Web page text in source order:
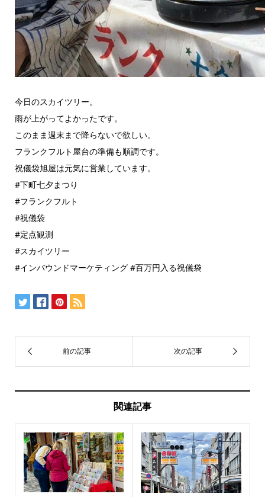
今日のスカイツリー。
雨が上がってよかったです。
このまま週末まで降らないで欲しい。
フランクフルト屋台の準備も順調です。
祝儀袋旭屋は元気に営業しています。
#下町七夕まつり
#フランクフルト
#祝儀袋
#定点観測
#スカイツリー
#インバウンドマーケティング #百万円入る祝儀袋
関連記事